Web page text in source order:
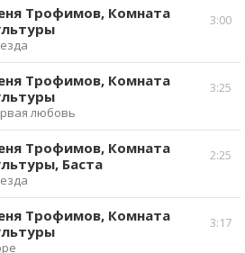
3:00
Трофимов, Комната
3:25
Трофимов, Комната
любовь
2:25
Трофимов, Комната
Баста
3:17
Трофимов, Комната